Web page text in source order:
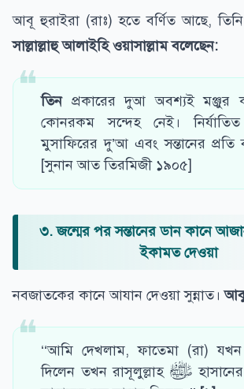
আবূ হুরাইরা (রাঃ) হতে বর্ণিত আছে,
সাল্লাল্লাহু আলাইহি ওয়াসাল্লাম বলেছেন:
তিনপ্রকারের দুআ অবশ্যই মঞ্জুর
কোনরকম সন্দেহ নেই।
মুসাফিরের দু’আ এবং সন্তানের
[সুনান আত তিরমিজী ১৯০৫]
৩. জন্মের পর সন্তানের ডান কানে
ইকামত দেওয়া
নবজাতকের কানে আযান দেওয়া সুন্নাত।আবু
‘‘আমি দেখলাম, ফাতেমা (রা)
দিলেন তখন রাসূলুল্লাহ ﷺ হাসানের কানে নামাযের